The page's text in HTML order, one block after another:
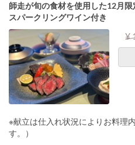
師走が旬の食材を使用した12月
スパークリングワイン付き
¥
※献立は仕入れ状況によりお料理
す。）